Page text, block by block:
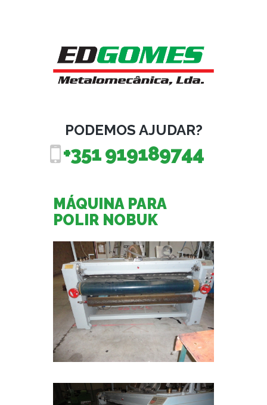
PODEMOS AJUDAR?
+351 919189744
MÁQUINA PARA
POLIR NOBUK